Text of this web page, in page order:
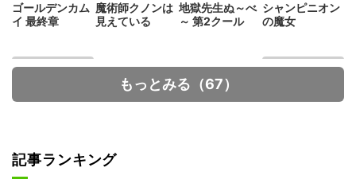
ゴールデンカム
イ 最終章
魔術師クノンは
見えている
地獄先生ぬ～べ
～ 第2クール
シャンピニオン
の魔女
もっとみる（67）
記事ランキング